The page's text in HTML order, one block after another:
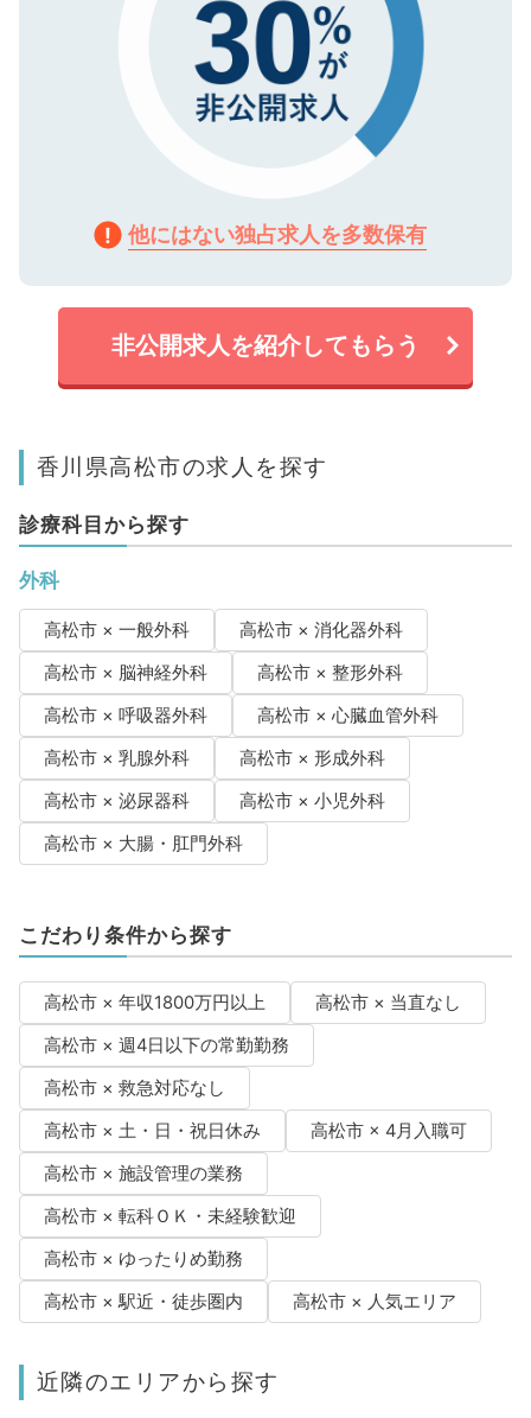
他にはない独占求人を多数保有
非公開求人を紹介してもらう
香川県高松市の求人を探す
診療科目から探す
外科
高松市 × 一般外科
高松市 × 消化器外科
高松市 × 脳神経外科
高松市 × 整形外科
高松市 × 呼吸器外科
高松市 × 心臓血管外科
高松市 × 乳腺外科
高松市 × 形成外科
高松市 × 泌尿器科
高松市 × 小児外科
高松市 × 大腸・肛門外科
こだわり条件から探す
高松市 × 年収1800万円以上
高松市 × 当直なし
高松市 × 週4日以下の常勤勤務
高松市 × 救急対応なし
高松市 × 土・日・祝日休み
高松市 × 4月入職可
高松市 × 施設管理の業務
高松市 × 転科ＯＫ・未経験歓迎
高松市 × ゆったりめ勤務
高松市 × 駅近・徒歩圏内
高松市 × 人気エリア
近隣のエリアから探す